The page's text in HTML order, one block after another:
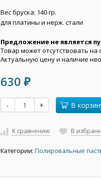
Вес бруска: 140 гр.
для платины и нерж. стали
Предложение не является
Товар может отсутствовать на
Актуальную цену и наличие
630 ₽
- + В
К сравнению В
Категории: Полировальные